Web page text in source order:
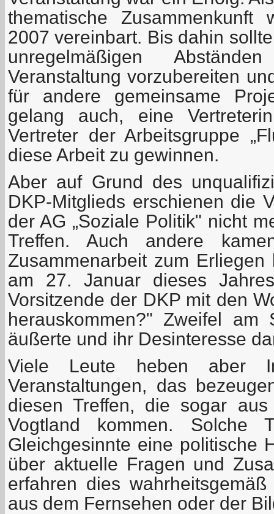
thematische
2007 vereinbart. Bis dahin
unregelmäßigen
Veranstaltung vorzubereiten
für andere gemeinsame
gelang auch, eine
Vertreter der Arbeitsgruppe
diese Arbeit zu gewinnen.
Aber auf Grund des
DKP-Mitglieds erschienen die
der AG „Soziale Politik" nicht
Treffen. Auch andere
Zusammenarbeit zum
am 27. Januar dieses
Vorsitzende der DKP mit den
herauskommen?" Zweifel am
äußerte und ihr Desinteresse
Viele Leute heben aber
Veranstaltungen, das
diesen Treffen, die sogar
Vogtland kommen. Solche
Gleichgesinnte eine politische
über aktuelle Fragen und
erfahren dies
aus dem Fernsehen oder der